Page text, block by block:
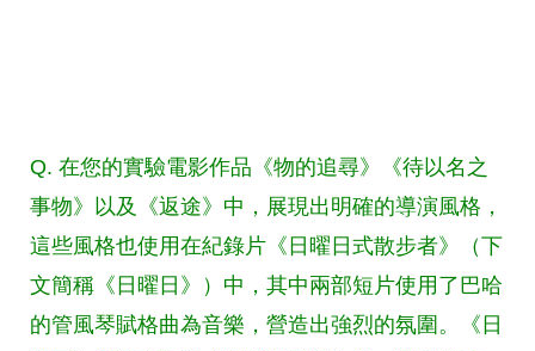
Q. 在您的實驗電影作品《物的追尋》《待以名之
事物》以及《返途》中，展現出明確的導演風格，
這些風格也使用在紀錄片《日曜日式散步者》（下
文簡稱《日曜日》）中，其中兩部短片使用了巴哈
的管風琴賦格曲為音樂，營造出強烈的氛圍。《日